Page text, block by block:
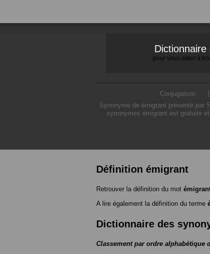
pour vous aider à
Conjugaison
Synonyme de émigrant présenté par
synonymes émigrant est gratuite
Définition émigrant
Retrouver la définition du mot
A lire également la définition du terme
Dictionnaire des
Classement par ordre alphabétique